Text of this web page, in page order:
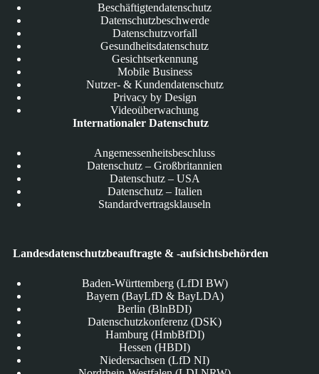
Beschäftigtendatenschutz
Datenschutzbeschwerde
Datenschutzvorfall
Gesundheitsdatenschutz
Gesichtserkennung
Mobile Business
Nutzer- & Kundendatenschutz
Privacy by Design
Videoüberwachung
Internationaler Datenschutz
Angemessenheitsbeschluss
Datenschutz – Großbritannien
Datenschutz – USA
Datenschutz – Italien
Standardvertragsklauseln
Landesdatenschutzbeauftragte & -aufsichtsbehörden
Baden-Württemberg (LfDI BW)
Bayern (BayLfD & BayLDA)
Berlin (BlnBDI)
Datenschutzkonferenz (DSK)
Hamburg (HmbBfDI)
Hessen (HBDI)
Niedersachsen (LfD NI)